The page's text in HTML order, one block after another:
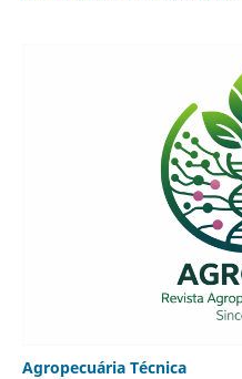
Agropecuária Técnica